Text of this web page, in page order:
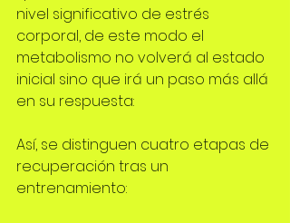
nivel significativo de estrés
corporal, de este modo el
metabolismo no volverá al estado
inicial sino que irá un paso más allá
en su respuesta:
Así, se distinguen cuatro etapas de
recuperación tras un
entrenamiento: